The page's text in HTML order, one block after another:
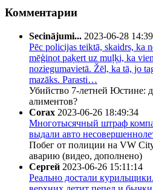
Комментарии
Secinājumi... 2023-06-28
Pēc policijas teiktā, skaidrs, ka
mēģinot paķert uz muļķi, ka
noziegumavietā. Žēl, ka tā, jo
mazāks. Parasti…
Убийство 7-летней Юстине:
алиментов?
Corax 2023-06-26 18:49:34
Многотысячный штраф
выдали авто
Побег от полиции на VW
аварию (видео, дополнено)
Сергей 2023-06-26 15:11:14
Реально достали